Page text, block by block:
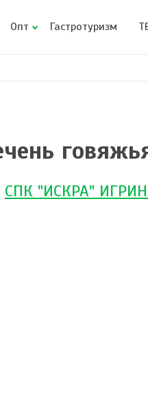
Опт Гастротуризм
СПК "ИСКРА"